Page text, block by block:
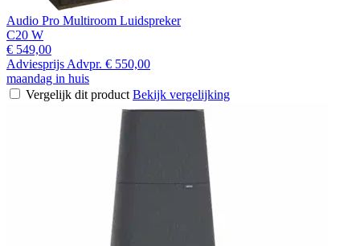
Audio Pro Multiroom Luidspreker
C20 W
€ 549,00
Adviesprijs Advpr. € 550,00
maandag in huis
Vergelijk dit product Bekijk vergelijking